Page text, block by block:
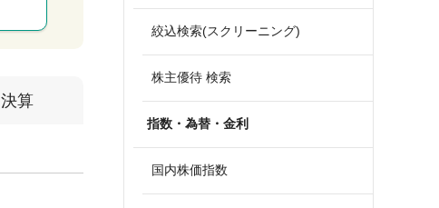
決算
絞込検索(スクリーニング)
株主優待 検索
指数・為替・金利
国内株価指数